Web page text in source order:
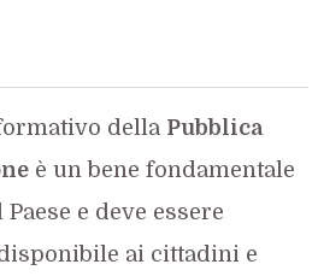
della Pubblica
è un bene fondamentale
e deve essere
ai cittadini e